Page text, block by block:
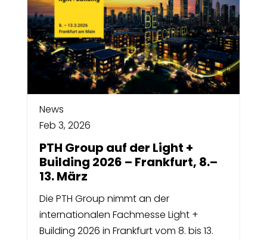
News
Feb 3, 2026
PTH Group auf der Light +
Building 2026 – Frankfurt, 8.–
13. März
Die PTH Group nimmt an der
internationalen Fachmesse Light +
Building 2026 in Frankfurt vom 8. bis 13.